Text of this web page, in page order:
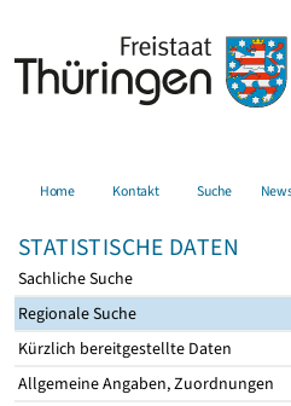
Home Kontakt Suche
STATISTISCHE DATEN
Sachliche Suche
Regionale Suche
Kürzlich bereitgestellte Daten
Allgemeine Angaben, Zuordnungen